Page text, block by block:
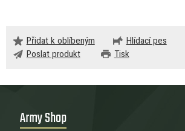
Přidat k oblíbeným
Hlídací pes
Poslat produkt
Tisk
Army Shop